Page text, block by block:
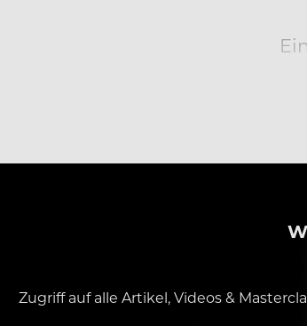
Zugriff auf alle Artikel, Videos &